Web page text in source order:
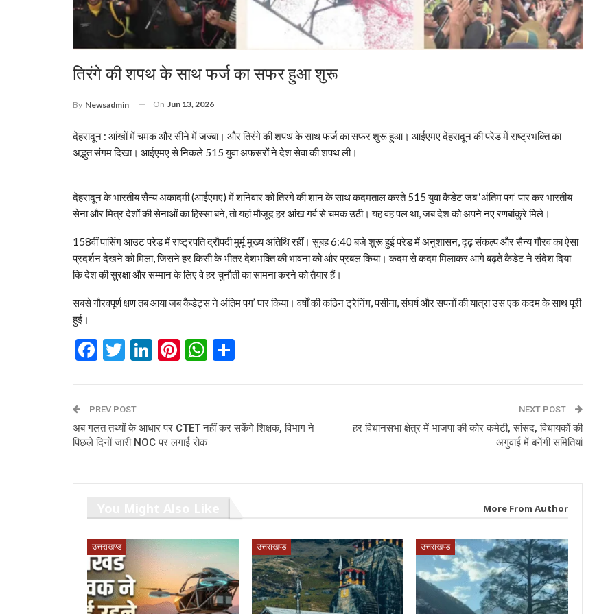
तिरंगे की शपथ के साथ फर्ज का सफर हुआ शुरू
By Newsadmin On Jun 13, 2026
देहरादून : आंखों में चमक और सीने में जज्बा। और तिरंगे की शपथ के साथ फर्ज का सफर शुरू हुआ। आईएमए देहरादून की परेड में राष्ट्रभक्ति का
अद्भुत संगम दिखा। आईएमए से निकले 515 युवा अफसरों ने देश सेवा की शपथ ली।
देहरादून के भारतीय सैन्य अकादमी (आईएमए) में शनिवार को तिरंगे की शान के साथ कदमताल करते 515 युवा कैडेट जब ‘अंतिम पग’ पार कर भारतीय
सेना और मित्र देशों की सेनाओं का हिस्सा बने, तो यहां मौजूद हर आंख गर्व से चमक उठी। यह वह पल था, जब देश को अपने नए रणबांकुरे मिले।
158वीं पासिंग आउट परेड में राष्ट्रपति द्रौपदी मुर्मू मुख्य अतिथि रहीं। सुबह 6:40 बजे शुरू हुई परेड में अनुशासन, दृढ़ संकल्प और सैन्य गौरव का ऐसा
प्रदर्शन देखने को मिला, जिसने हर किसी के भीतर देशभक्ति की भावना को और प्रबल किया। कदम से कदम मिलाकर आगे बढ़ते कैडेट ने संदेश दिया
कि देश की सुरक्षा और सम्मान के लिए वे हर चुनौती का सामना करने को तैयार हैं।
सबसे गौरवपूर्ण क्षण तब आया जब कैडेट्स ने अंतिम पग’ पार किया। वर्षों की कठिन ट्रेनिंग, पसीना, संघर्ष और सपनों की यात्रा उस एक कदम के साथ पूरी
हुई।
Facebook
Twitter
LinkedIn
Pinterest
WhatsApp
PREV POST
अब गलत तथ्यों के आधार पर CTET नहीं कर सकेंगे शिक्षक, विभाग ने
पिछले दिनों जारी NOC पर लगाई रोक
NEXT POST
हर विधानसभा क्षेत्र में भाजपा की कोर कमेटी, सांसद, विधायकों की
अगुवाई में बनेंगी समितियां
More From Author
उत्तराखण्ड उत्तराखण्ड उत्तराखण्ड